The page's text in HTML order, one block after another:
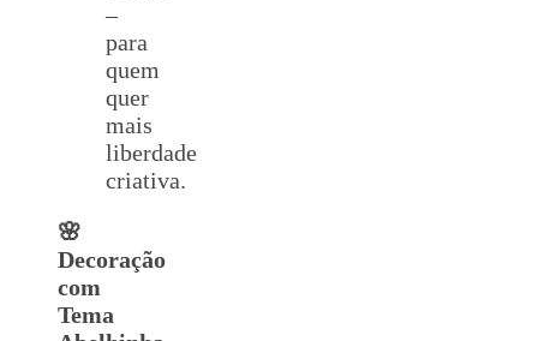
–
para
quem
quer
mais
liberdade
criativa.
🌸
Decoração
com
Tema